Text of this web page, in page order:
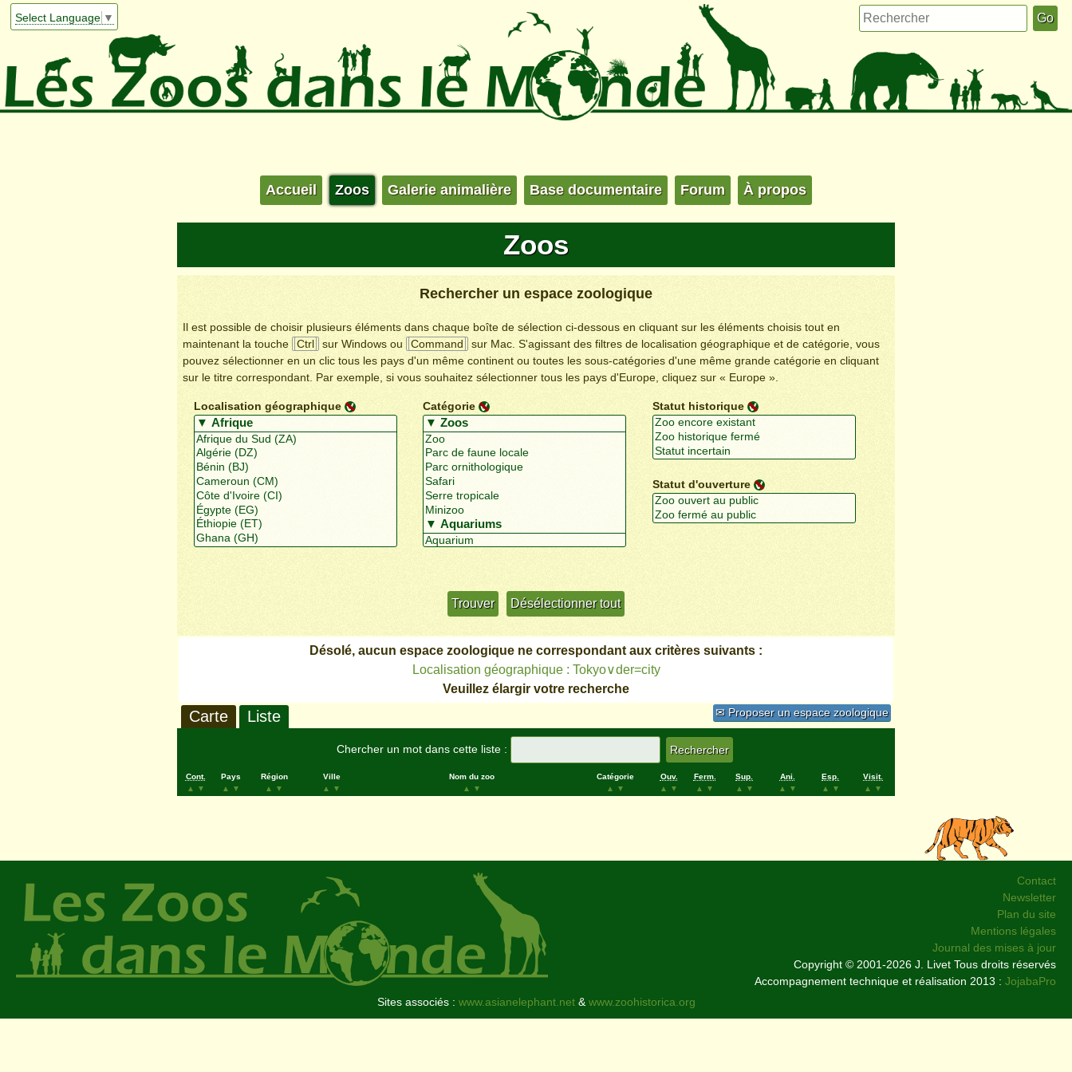
Select Language ▼
Accueil Zoos Galerie animalière Base documentaire Forum À propos
Zoos
Rechercher un espace zoologique
Il est possible de choisir plusieurs éléments dans chaque boîte de sélection ci-dessous en cliquant sur les éléments choisis tout en
maintenant la touche
Ctrl sur Windows ou Command
sur Mac. S'agissant des filtres de localisation géographique et de catégorie, vous
pouvez sélectionner en un clic tous les pays d'un même continent ou toutes les sous-catégories d'une même grande catégorie en cliquant
sur le titre correspondant. Par exemple, si vous souhaitez sélectionner tous les pays d'Europe, cliquez sur « Europe ».
Localisation géographique Catégorie Statut historique
Statut d'ouverture
Désolé, aucun espace zoologique ne correspondant aux critères suivants :
Localisation géographique : Tokyo∨der=city
Veuillez élargir votre recherche
✉ Proposer un espace zoologique
Carte Liste
Chercher un mot dans cette liste :
Cont.
▲
▼
Pays
▲
▼
Région
▲
▼
Ville
▲
▼
Nom du zoo
▲
▼
Catégorie
▲
▼
Ouv.
▲
▼
Ferm.
▲
▼
Sup.
▲
▼
Ani.
▲
▼
Esp.
▲
▼
Visit.
▲
▼
Contact
Newsletter
Plan du site
Mentions légales
Journal des mises à jour
Copyright © 2001-2026 J. Livet Tous droits réservés
Accompagnement technique et réalisation 2013 : JojabaPro
Sites associés : www.asianelephant.net&www.zoohistorica.org